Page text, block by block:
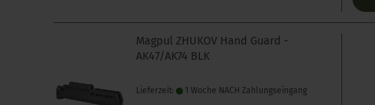
Magpul ZHUKOV Hand Guard -
AK47/AK74 BLK
Lieferzeit: 1 Woche NACH Zahlungseingang